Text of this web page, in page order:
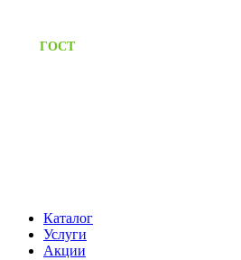
ГОСТПредоставляем паспорт
Каталог
Услуги
Акции